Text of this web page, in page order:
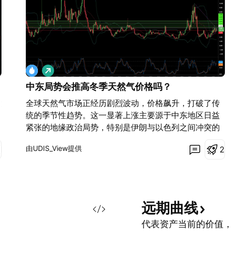
中东局势会推高冬季天然气价格吗？
全球天然气市场正经历剧烈波动，价格飙升，打破了传
统的季节性趋势。这一显著上涨主要源于中东地区日益
紧张的地缘政治局势，特别是伊朗与以色列之间冲突的
些复杂因素的交织正在重塑全球能源供应的预期，影响
霍尔木兹海峡作为全球液化天然气（LNG）运输的战略
要道，同样面临脆弱性。尽管伊朗拥有全球第二大天然
气储量并位列第三大生产国，但国际制裁和高企的国内
做
多
由UDIS_View提供 2
远期曲线
代表资产当前的价值